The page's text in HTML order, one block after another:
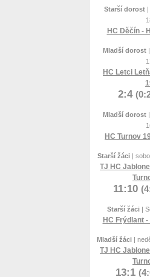
Starší dorost
HC Děčín -
Mladší dorost
HC Letci
2:4
Mladší dorost
HC Turnov
Starší žáci |
TJ HC
11:10
Starší žáci |
HC Frýdlant
Mladší žáci|
TJ HC
13:1